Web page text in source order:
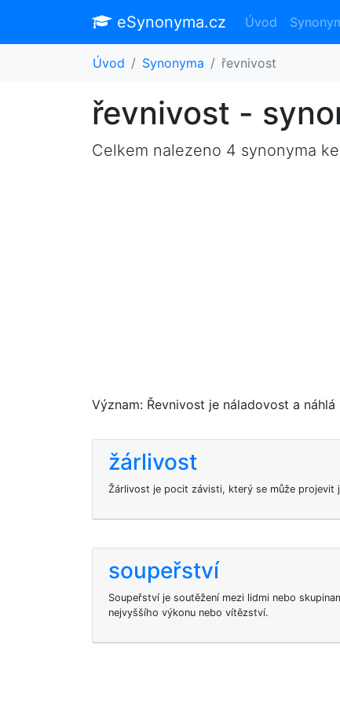
eSynonyma.cz Úvod
Úvod Synonyma řevnivost
řevnivost -
Celkem nalezeno 4 synonyma
Význam: Řevnivost je náladovost a
žárlivost
Žárlivost je pocit závisti, který se může projevit
soupeřství
Soupeřství je soutěžení mezi lidmi nebo
nejvyššího výkonu nebo vítězství.